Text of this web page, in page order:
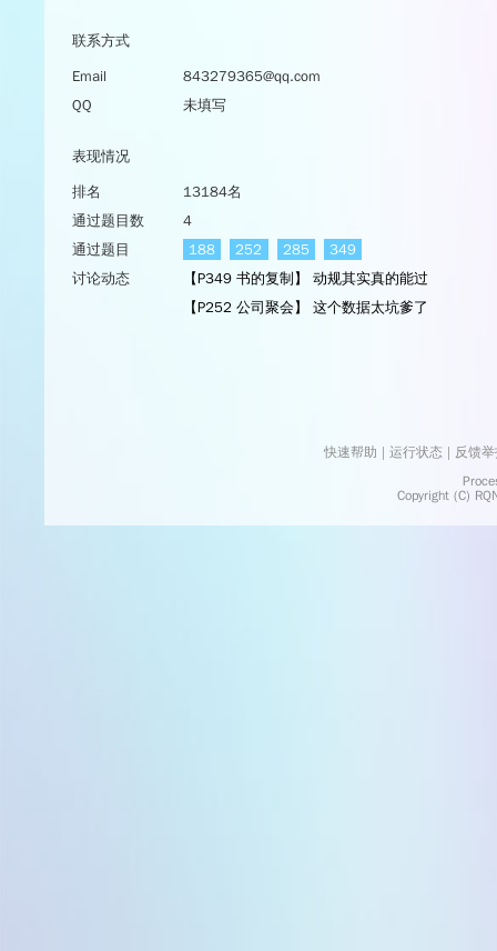
联系方式
Email
843279365@qq.com
QQ
未填写
表现情况
排名
13184名
通过题目数
4
通过题目
188 252 285
349
讨论动态
【P349 书的复制】 动规其实真的能过
【P252 公司聚会】 这个数据太坑爹了
快速帮助 | 运行状态 | 反馈